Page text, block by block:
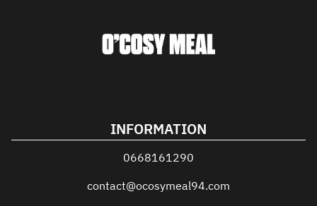
INFORMATION
0668161290
contact@ocosymeal94.com